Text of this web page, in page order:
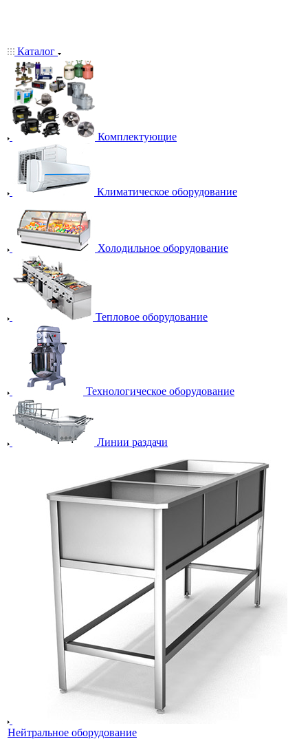
Каталог
Комплектующие
Климатическое оборудование
Холодильное оборудование
Тепловое оборудование
Технологическое оборудование
Линии раздачи
Нейтральное оборудование